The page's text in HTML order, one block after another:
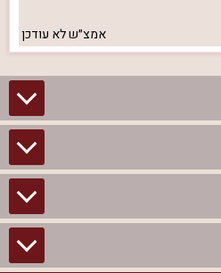
אמצ״שלא עודכן